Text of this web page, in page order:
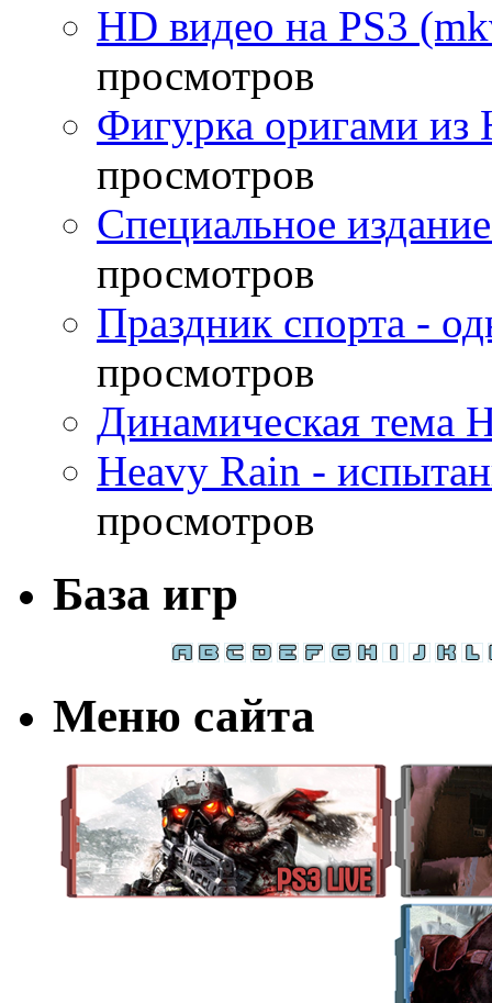
HD видео на PS3
просмотров
Фигурка оригами из
просмотров
Специальное
просмотров
Праздник спорта -
просмотров
Динамическая тема
Heavy Rain -
просмотров
База игр
Меню сайта